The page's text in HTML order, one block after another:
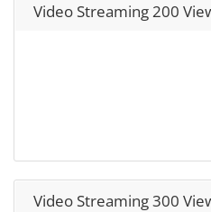
Video Streaming 200
Video Streaming 300